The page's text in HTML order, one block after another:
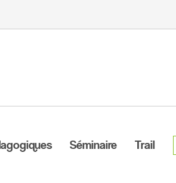
Séminaire Trail